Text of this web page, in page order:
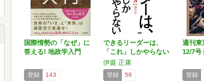
国際情勢の「なぜ」に
答える! 地政学入門
登録 143
できるリーダーは、
「これ」しかやらない
メン…
伊庭 正康
登録 56
週刊東
12/7
登録